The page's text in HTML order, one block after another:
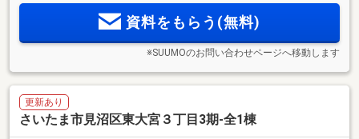
資料をもらう(無料)
※SUUMOのお問い合わせページへ移動します
更新あり
さいたま市見沼区東大宮３丁目3期-全1棟